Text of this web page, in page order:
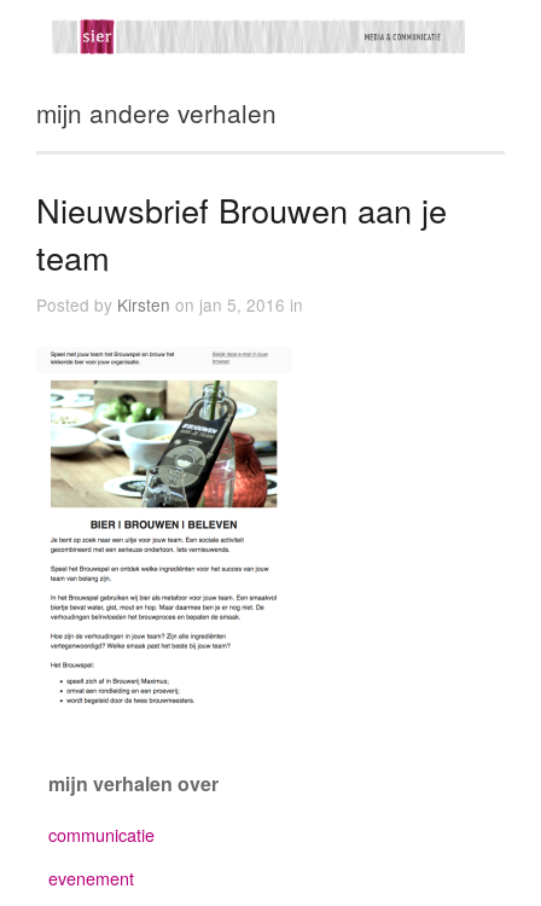
mijn andere verhalen
Nieuwsbrief Brouwen aan je
team
Posted by Kirsten on jan 5, 2016 in
mijn verhalen over
communicatie
evenement